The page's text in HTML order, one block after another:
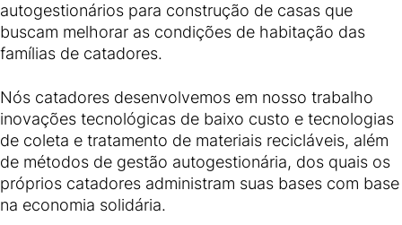
autogestionários para construção de casas que
buscam melhorar as condições de habitação das
famílias de catadores.
Nós catadores desenvolvemos em nosso trabalho
inovações tecnológicas de baixo custo e tecnologias
de coleta e tratamento de materiais recicláveis, além
de métodos de gestão autogestionária, dos quais os
próprios catadores administram suas bases com base
na economia solidária.